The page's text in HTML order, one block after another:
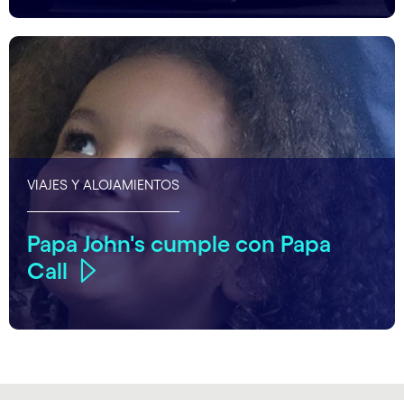
VIAJES Y ALOJAMIENTOS
Papa John's cumple con Papa
Call